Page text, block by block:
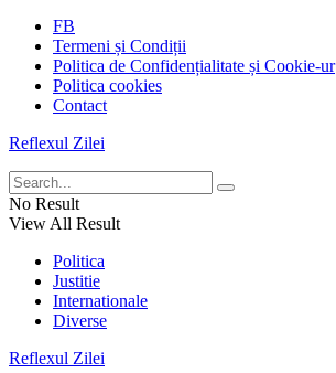
FB
Termeni și Condiții
Politica de Confidențialitate și Cookie-ur
Politica cookies
Contact
Reflexul Zilei
No Result
View All Result
Politica
Justitie
Internationale
Diverse
Reflexul Zilei